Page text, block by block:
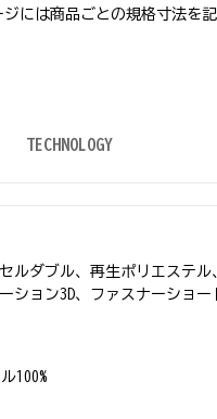
には商品ごとの規格寸法を記
TECHNOLOGY
ルダブル、再生ポリエステ
ション3D、ファスナーショー
100%